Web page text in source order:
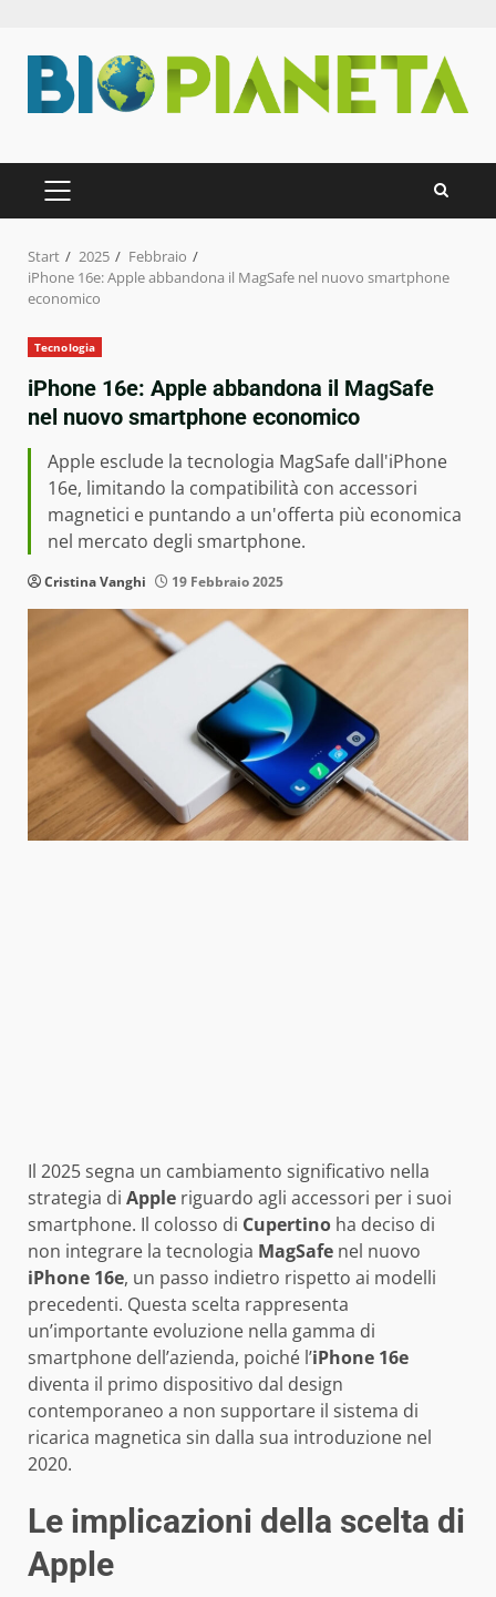
Inhalt
springen
PRIMÄRES
MENÜ
Start 2025
Febbraio
iPhone 16e: Apple abbandona il MagSafe nel nuovo smartphone
economico
Tecnologia
iPhone 16e: Apple abbandona il MagSafe
nel nuovo smartphone economico
Apple esclude la tecnologia MagSafe dall'iPhone
16e, limitando la compatibilità con accessori
magnetici e puntando a un'offerta più economica
nel mercato degli smartphone.
Cristina Vanghi 19 Febbraio 2025
Il 2025 segna un cambiamento significativo nella
strategia di Apple riguardo agli accessori per i suoi
smartphone. Il colosso di Cupertino ha deciso di
non integrare la tecnologia MagSafe nel nuovo
iPhone 16e, un passo indietro rispetto ai modelli
precedenti. Questa scelta rappresenta
un’importante evoluzione nella gamma di
smartphone dell’azienda, poiché l’iPhone 16e
diventa il primo dispositivo dal design
contemporaneo a non supportare il sistema di
ricarica magnetica sin dalla sua introduzione nel
2020.
Le implicazioni della scelta di
Apple